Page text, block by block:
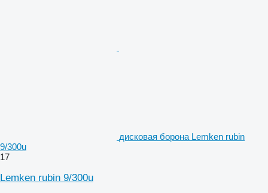
дисковая борона Lemken rubin
9/300u
17
Lemken rubin 9/300u